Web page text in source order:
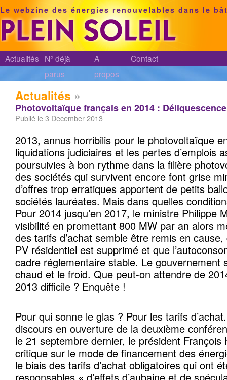
Le webzine des énergies renouvelables dans le
Actualités N° déjà
parus
A
propos
Contact
Actualités »
Photovoltaïque français en 2014 :
Publié le 3 December 2013
2013, annus horribilis pour le photovoltaïque
liquidations judiciaires et les pertes d’emplois
poursuivies à bon rythme dans la filière
des sociétés qui survivent encore font grise
d’offres trop erratiques apportent de petits
sociétés lauréates. Mais dans quelles
Pour 2014 jusqu’en 2017, le ministre
visibilité en promettant 800 MW par an alors
des tarifs d’achat semble être remis en
PV résidentiel est supprimé et que
cadre réglementaire stable. Le gouvernement
chaud et le froid. Que peut-on attendre de
2013 difficile ? Enquête !
Pour qui sonne le glas ? Pour les tarifs
discours en ouverture de la deuxième
le 21 septembre dernier, le président François
critique sur le mode de financement des
le biais des tarifs d’achat obligatoires qui ont